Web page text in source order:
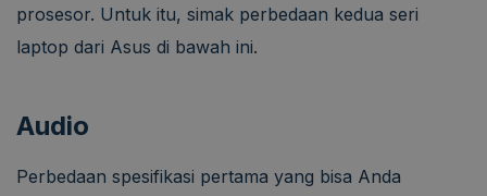
prosesor. Untuk itu, simak perbedaan kedua seri
laptop dari Asus di bawah ini.
Audio
Perbedaan spesifikasi pertama yang bisa Anda